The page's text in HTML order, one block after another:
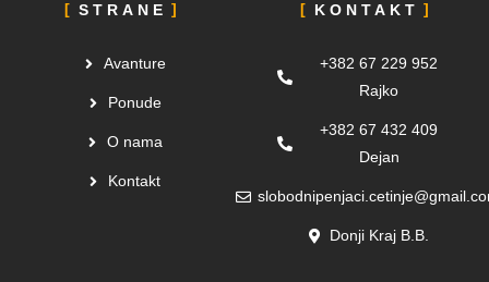
STRANE
Avanture
Ponude
O nama
Kontakt
KONTAKT
+382 67 229 952
Rajko
+382 67 432 409
Dejan
Donji Kraj B.B.